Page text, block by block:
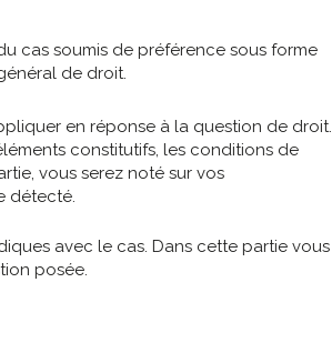
cas soumis de préférence sous forme
de droit.
en réponse à la question de droit.
constitutifs, les conditions de
vous serez noté sur vos
détecté.
avec le cas. Dans cette partie vous
posée.